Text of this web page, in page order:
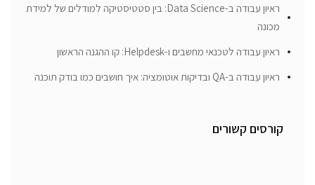
ראיון עבודה ב-Data Science: בין סטטיסטיקה למודלים של למידת
מכונה
ראיון עבודה לטכנאי מחשבים ו-Helpdesk: קו ההגנה הראשון
ראיון עבודה ב-QA ובדיקות אוטומציה: איך חושבים כמו בודק תוכנה
קורסים קשורים